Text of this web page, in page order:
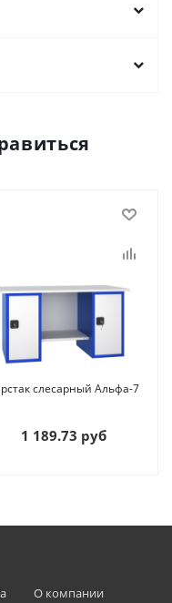
слесарный Альфа-7
1 189.73 руб
О компании